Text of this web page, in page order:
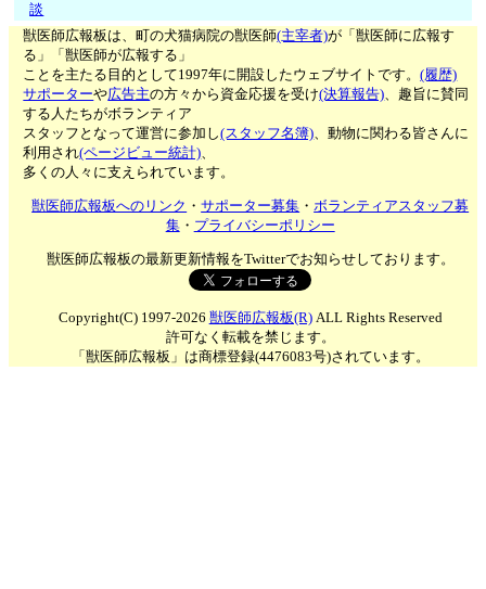
談
獣医師広報板は、町の犬猫病院の獣医師(主宰者)が「獣医師に広報す
る」「獣医師が広報する」
ことを主たる目的として1997年に開設したウェブサイトです。(履歴)
サポーターや広告主の方々から資金応援を受け(決算報告)、趣旨に賛同
する人たちがボランティア
スタッフとなって運営に参加し(スタッフ名簿)、動物に関わる皆さんに
利用され(ページビュー統計)、
多くの人々に支えられています。
獣医師広報板へのリンク ・サポーター募集 ・ボランティアスタッフ募
集・ プライバシーポリシー
獣医師広報板の最新更新情報をTwitterでお知らせしております。
Copyright(C) 1997-2026 獣医師広報板(R)ALL Rights Reserved
許可なく転載を禁じます。
「獣医師広報板」は商標登録(4476083号)されています。